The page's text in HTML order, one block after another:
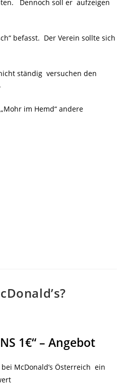
Dennoch soll er aufzeigen
befasst. Der Verein sollte sich
ständig versuchen den
im Hemd“ andere
1€“ – Angebot
McDonald’s Österreich ein